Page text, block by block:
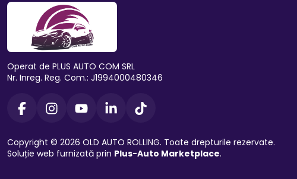
Operat de PLUS AUTO COM SRL
Nr. Inreg. Reg. Com.: J1994000480346
Copyright © 2026 OLD AUTO ROLLING. Toate drepturile rezervate.
Soluție web furnizată prin Plus-Auto Marketplace.